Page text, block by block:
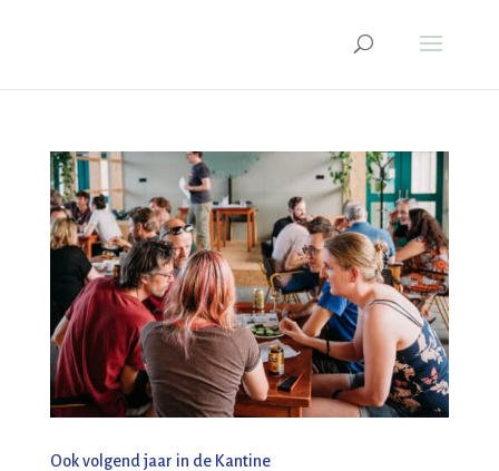
Ook volgend jaar in de Kantine